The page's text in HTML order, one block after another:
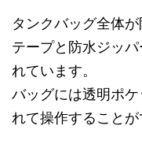
タンクバッグ全体
テープと防水ジッ
れています。
バッグには透明ポ
れて操作することが